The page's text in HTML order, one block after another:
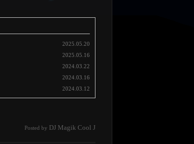
2025.05.20
2025.05.16
2024.03.22
2024.03.16
2024.03.12
Posted by DJ Magik Cool J